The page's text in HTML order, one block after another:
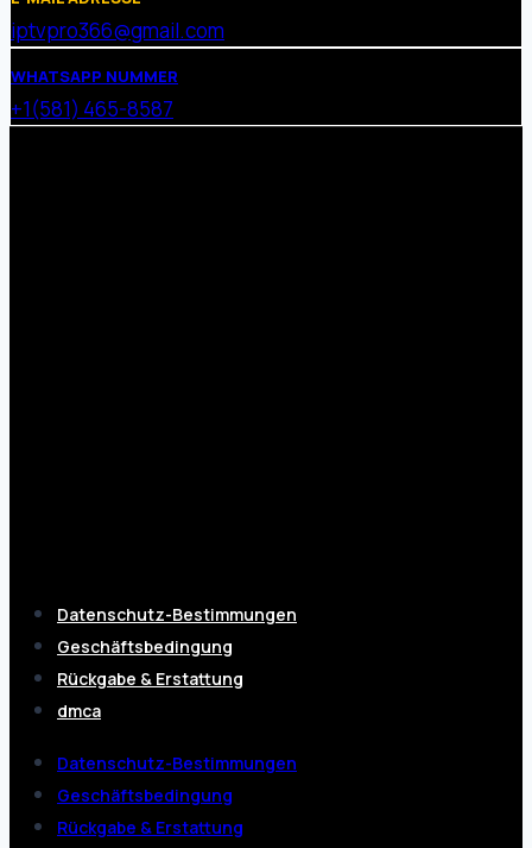
iptvpro366@gmail.com
WHATSAPP NUMMER
+1(581) 465-8587
Datenschutz-Bestimmungen
Geschäftsbedingung
Rückgabe & Erstattung
dmca
Datenschutz-Bestimmungen
Geschäftsbedingung
Rückgabe & Erstattung